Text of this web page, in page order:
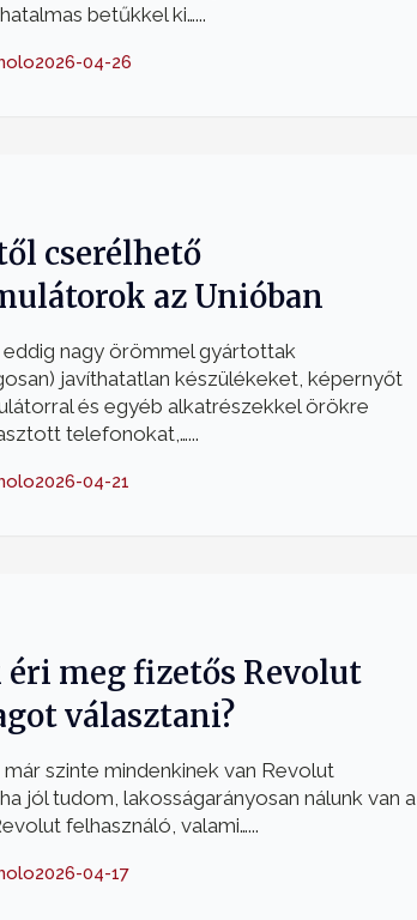
betűkkel ki…...
2026-04-26
cserélhető
az Unióban
nagy örömmel gyártottak
javíthatatlan készülékeket, képernyőt
és egyéb alkatrészekkel örökre
telefonokat,…...
2026-04-21
meg fizetős Revolut
választani?
szinte mindenkinek van Revolut
jól tudom, lakosságarányosan nálunk van a
felhasználó, valami…...
2026-04-17